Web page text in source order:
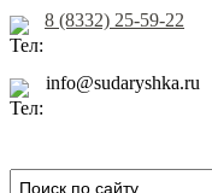
8 (8332) 25-59-22
info@sudaryshka.ru